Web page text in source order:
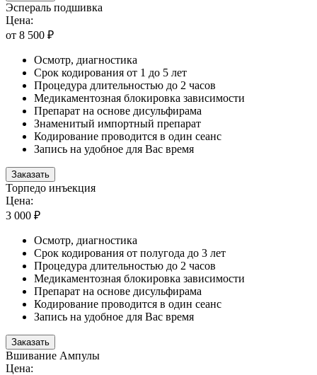
Эспераль подшивка
Цена:
от 8 500 ₽
Осмотр, диагностика
Срок кодирования от 1 до 5 лет
Процедура длительностью до 2 часов
Медикаментозная блокировка зависимости
Препарат на основе дисульфирама
Знаменитый импортный препарат
Кодирование проводится в один сеанс
Запись на удобное для Вас время
Заказать
Торпедо инъекция
Цена:
3 000 ₽
Осмотр, диагностика
Срок кодирования от полугода до 3 лет
Процедура длительностью до 2 часов
Медикаментозная блокировка зависимости
Препарат на основе дисульфирама
Кодирование проводится в один сеанс
Запись на удобное для Вас время
Заказать
Вшивание Ампулы
Цена: